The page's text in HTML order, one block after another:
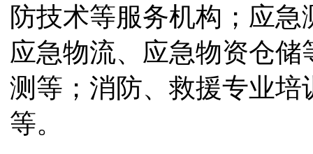
防技术等服务机构；应
应急物流、应急物资仓
测等；消防、救援专业
等。